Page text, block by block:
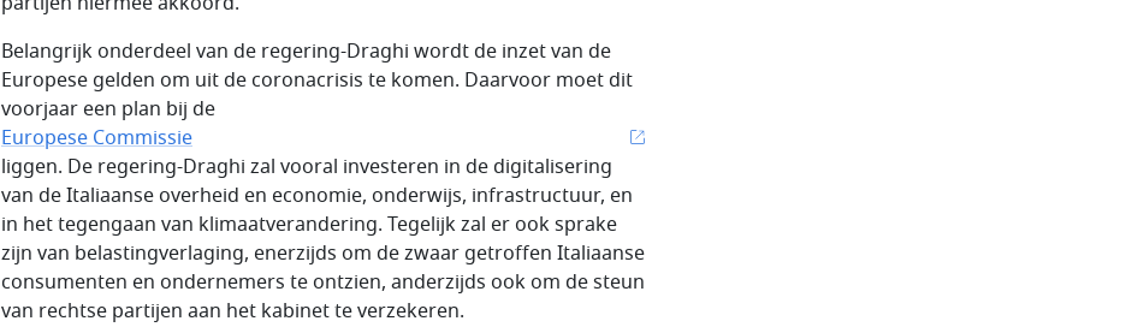
Belangrijk onderdeel van de regering-Draghi wordt de inzet van de
Europese gelden om uit de coronacrisis te komen. Daarvoor moet dit
voorjaar een plan bij de
Europese Commissie
liggen. De regering-Draghi zal vooral investeren in de digitalisering
van de Italiaanse overheid en economie, onderwijs, infrastructuur, en
in het tegengaan van klimaatverandering. Tegelijk zal er ook sprake
zijn van belastingverlaging, enerzijds om de zwaar getroffen Italiaanse
consumenten en ondernemers te ontzien, anderzijds ook om de steun
van rechtse partijen aan het kabinet te verzekeren.